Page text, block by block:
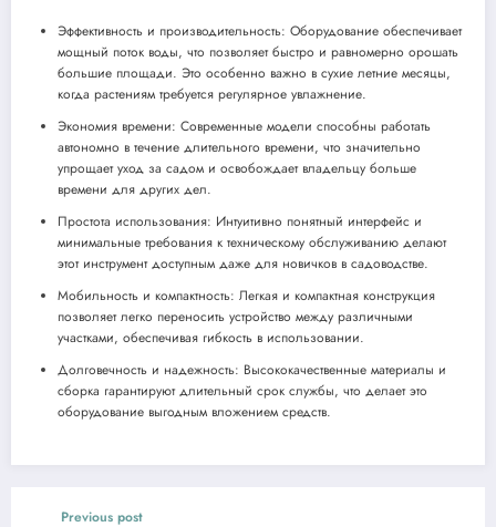
Эффективность и производительность: Оборудование обеспечивает
мощный поток воды, что позволяет быстро и равномерно орошать
большие площади. Это особенно важно в сухие летние месяцы,
когда растениям требуется регулярное увлажнение.
Экономия времени: Современные модели способны работать
автономно в течение длительного времени, что значительно
упрощает уход за садом и освобождает владельцу больше
времени для других дел.
Простота использования: Интуитивно понятный интерфейс и
минимальные требования к техническому обслуживанию делают
этот инструмент доступным даже для новичков в садоводстве.
Мобильность и компактность: Легкая и компактная конструкция
позволяет легко переносить устройство между различными
участками, обеспечивая гибкость в использовании.
Долговечность и надежность: Высококачественные материалы и
сборка гарантируют длительный срок службы, что делает это
оборудование выгодным вложением средств.
Previous post